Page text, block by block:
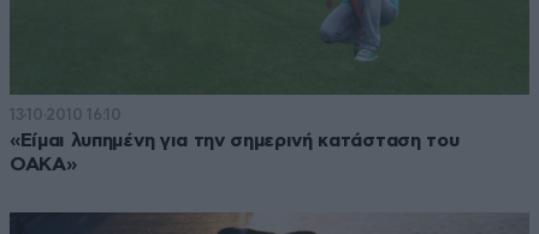
13·10·2010 16:10
«Είμαι λυπημένη για την σημερινή κατάσταση του
ΟΑΚΑ»